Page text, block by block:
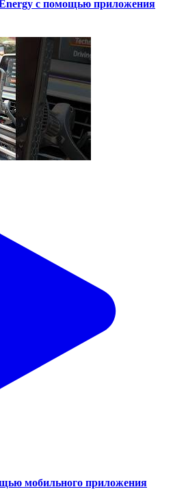
с помощью приложения
мобильного приложения